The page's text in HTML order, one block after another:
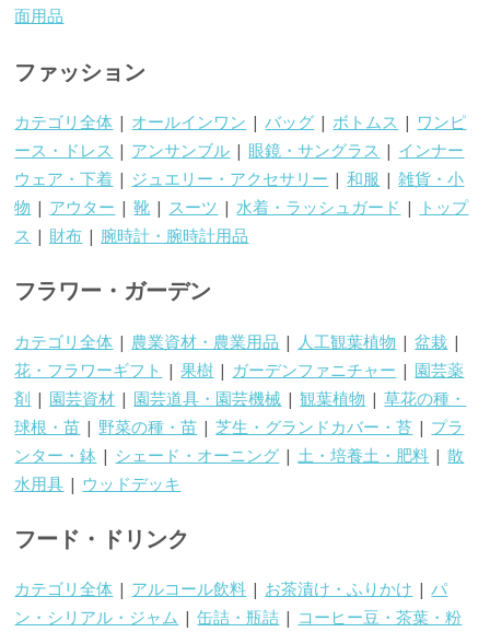
面用品
ファッション
カテゴリ全体 | オールインワン |バッグ | ボトムス | ワンピ
ース・ドレス | アンサンブル | 眼鏡・サングラス | インナー
ウェア・下着 | ジュエリー・アクセサリー |和服 |雑貨・小
物 | アウター |靴 | スーツ | 水着・ラッシュガード |
トップ
ス | 財布 | 腕時計・腕時計用品
フラワー・ガーデン
カテゴリ全体 | 農業資材・農業用品 | 人工観葉植物 |盆栽 |
花・フラワーギフト |果樹 | ガーデンファニチャー | 園芸薬
剤 | 園芸資材 | 園芸道具・園芸機械 |観葉植物 |草花の種・
球根・苗 | 野菜の種・苗 |芝生・グランドカバー・苔 | プラ
ンター・鉢 | シェード・オーニング | 土・培養土・肥料 |散
水用具 | ウッドデッキ
フード・ドリンク
カテゴリ全体 | アルコール飲料 | お茶漬け・ふりかけ |パ
ン・シリアル・ジャム |缶詰・瓶詰 | コーヒー豆・茶葉・粉